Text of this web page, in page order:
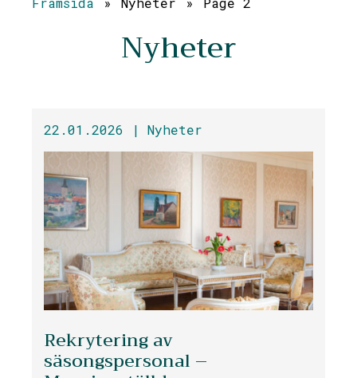
Nyheter
22.01.2026 | Nyheter
Rekrytering av
säsongspersonal –